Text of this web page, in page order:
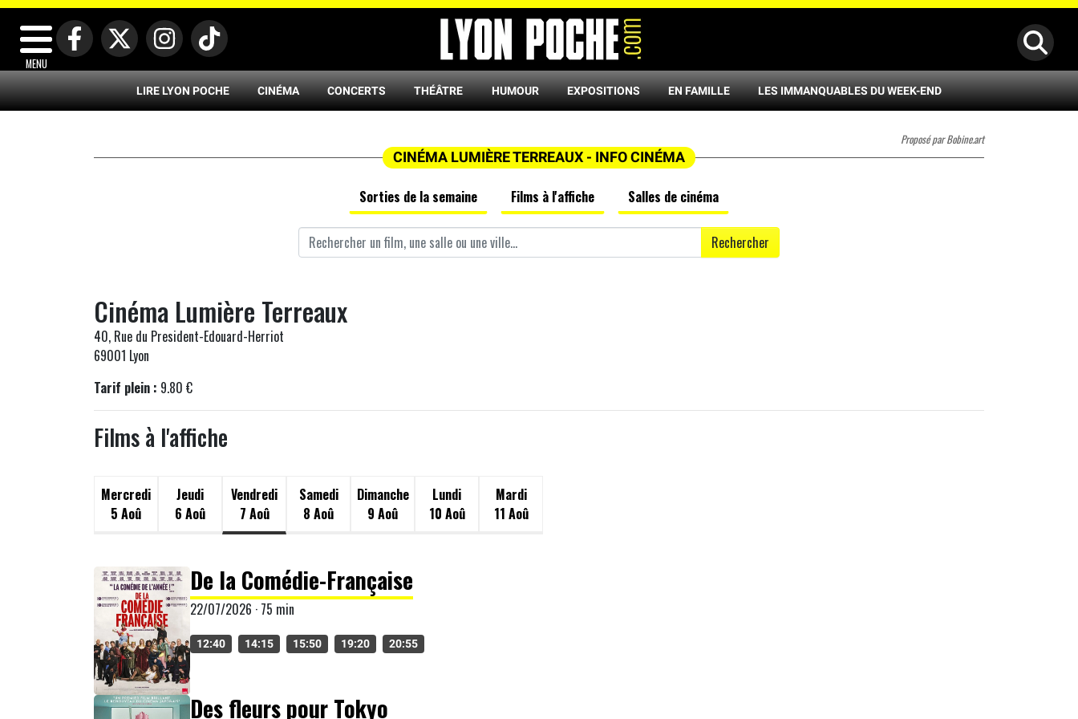
MENU
LIRE LYON POCHE CINÉMA CONCERTS THÉÂTRE HUMOUR EXPOSITIONS EN FAMILLE LES IMMANQUABLES DU WEEK-END
Proposé par Bobine.art
CINÉMA LUMIÈRE TERREAUX - INFO CINÉMA
Sorties de la semaine Films à l'affiche Salles de cinéma
Rechercher
Cinéma Lumière Terreaux
40, Rue du President-Edouard-Herriot
69001 Lyon
Tarif plein : 9.80 €
Films à l'affiche
Mercredi
5 Aoû
Jeudi
6 Aoû
Vendredi
7 Aoû
Samedi
8 Aoû
Dimanche
9 Aoû
Lundi
10 Aoû
Mardi
11 Aoû
De la Comédie-Française
22/07/2026 · 75 min
12:40 14:15 15:50 19:20 20:55
Des fleurs pour Tokyo